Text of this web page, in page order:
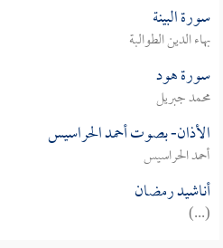
سورة البينة
بهاء الدين الطوالبة
سورة هود
محمد جبريل
الأذان- بصوت أحمد الحراسيس
أحمد الحراسيس
أناشيد رمضان
(...)